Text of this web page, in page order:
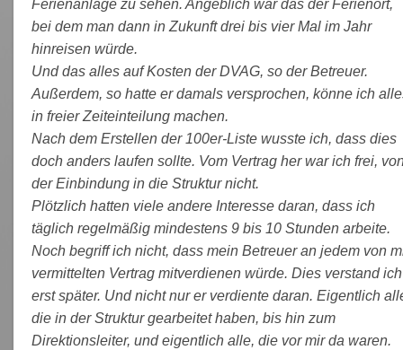
Ferienanlage zu sehen. Angeblich war das der Ferienort,
bei dem man dann in Zukunft drei bis vier Mal im Jahr
hinreisen würde.
Und das alles auf Kosten der DVAG, so der Betreuer.
Außerdem, so hatte er damals versprochen, könne ich
in freier Zeiteinteilung machen.
Nach dem Erstellen der 100er-Liste wusste ich, dass dies
doch anders laufen sollte. Vom Vertrag her war ich frei,
der Einbindung in die Struktur nicht.
Plötzlich hatten viele andere Interesse daran, dass ich
täglich regelmäßig mindestens 9 bis 10 Stunden arbeite.
Noch begriff ich nicht, dass mein Betreuer an jedem von
vermittelten Vertrag mitverdienen würde. Dies verstand ich
erst später. Und nicht nur er verdiente daran. Eigentlich
die in der Struktur gearbeitet haben, bis hin zum
Direktionsleiter, und eigentlich alle, die vor mir da waren.